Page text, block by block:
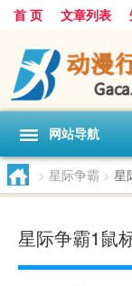
首 页 文章列表
网站导航
> 星际争霸 > 星
星际争霸1鼠